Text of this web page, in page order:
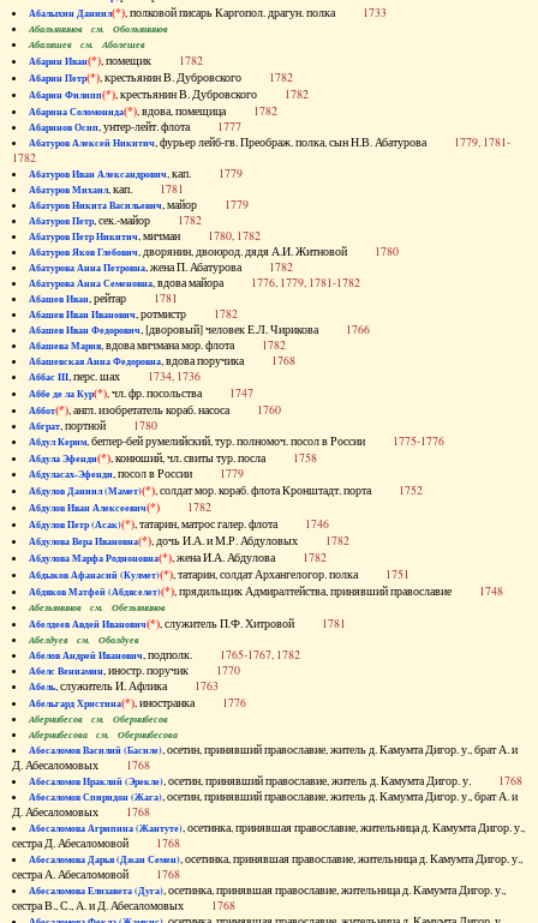
Абалыхин Даниил(*), полковой писарь Каргопол. драгун. полка 1733
Абальянинов см. Обольянинов
Абаляшев см. Аболешев
Абарин Иван(*), помещик 1782
Абарин Петр(*), крестьянин В. Дубровского 1782
Абарин Филипп(*), крестьянин В. Дубровского 1782
Абарина Соломонида(*), вдова, помещица 1782
Абаринов Осип, унтер-лейт. флота 1777
Абатуров Алексей Никитич, фурьер лейб-гв. Преображ. полка, сын Н.В. Абатурова 1779, 1781-
1782
Абатуров Иван Александрович, кап. 1779
Абатуров Михаил, кап. 1781
Абатуров Никита Васильевич, майор 1779
Абатуров Петр, сек.-майор 1782
Абатуров Петр Никитич, мичман 1780, 1782
Абатуров Яков Глебович, дворянин, двоюрод. дядя А.И. Житновой 1780
Абатурова Анна Петровна, жена П. Абатурова 1782
Абатурова Анна Семеновна, вдова майора 1776, 1779, 1781-1782
Абашев Иван, рейтар 1781
Абашев Иван Иванович, ротмистр 1782
Абашев Иван Федорович, [дворовый] человек Е.Л. Чирикова 1766
Абашева Мария, вдова мичмана мор. флота 1782
Абашевская Анна Федоровна, вдова поручика 1768
Аббас III, перс. шах 1734, 1736
Аббе де ла Кур(*), чл. фр. посольства 1747
Аббот(*), англ. изобретатель кораб. насоса 1760
Абграт, портной 1780
Абдул Керим, беглер-бей румелийский, тур. полномоч. посол в России 1775-1776
Абдула Эфенди(*), конюший, чл. свиты тур. посла 1758
Абдуласах-Эфенди, посол в России 1779
Абдулов Даниил (Мамет)(*), солдат мор. кораб. флота Кронштадт. порта 1752
Абдулов Иван Алексеевич(*) 1782
Абдулов Петр (Асак)(*), татарин, матрос галер. флота 1746
Абдулова Вера Ивановна(*), дочь И.А. и М.Р. Абдуловых 1782
Абдулова Марфа Родионовна(*), жена И.А. Абдулова 1782
Абдыков Афанасий (Кулмет)(*), татарин, солдат Архангелогор. полка 1751
Абдяков Матфей (Абдяселет)(*), прядильщик Адмиралтейства, принявший православие 1748
Абезьянинов см. Обезьянинов
Абелдеев Авдей Иванович(*), служитель П.Ф. Хитровой 1781
Абелдуев см. Оболдуев
Абелов Андрей Иванович, подполк. 1765-1767, 1782
Абелс Вениамин, иностр. поручик 1770
Абель, служитель И. Афлика 1763
Абельгард Христина(*), иностранка 1776
Абернибесов см. Обернибесов
Абернибесова см. Обернибесова
Абесаломов Василий (Басиле), осетин, принявший православие, житель д. Камумта Дигор. у., брат А. и
Д. Абесаломовых 1768
Абесаломов Ираклий (Эрекле), осетин, принявший православие, житель д. Камумта Дигор. у. 1768
Абесаломов Спиридон (Жага), осетин, принявший православие, житель д. Камумта Дигор. у., брат А. и
Д. Абесаломовых 1768
Абесаломова Агрипина (Жантуте), осетинка, принявшая православие, жительница д. Камумта Дигор. у.,
сестра Д. Абесаломовой 1768
Абесаломова Дарья (Джан Семен), осетинка, принявшая православие, жительница д. Камумта Дигор. у.,
сестра А. Абесаломовой 1768
Абесаломова Елизавета (Дуга), осетинка, принявшая православие, жительница д. Камумта Дигор. у.,
сестра В., С., А. и Д. Абесаломовых 1768